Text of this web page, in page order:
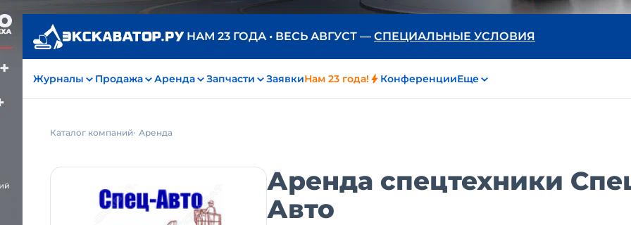
НАМ 23 ГОДА • ВЕСЬ АВГУСТ — СПЕЦИАЛЬНЫЕ УСЛОВИЯ
Журналы Продажа Аренда Запчасти ЗаявкиНам 23 года! КонференцииЕще
Каталог компаний Аренда
Аренда спецтехники
Авто